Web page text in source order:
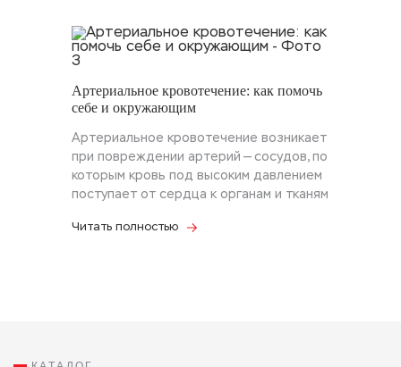
Артериальное кровотечение: как помочь
себе и окружающим
Артериальное кровотечение возникает
при повреждении артерий — сосудов, по
которым кровь под высоким давлением
поступает от сердца к органам и тканям
Читать полностью